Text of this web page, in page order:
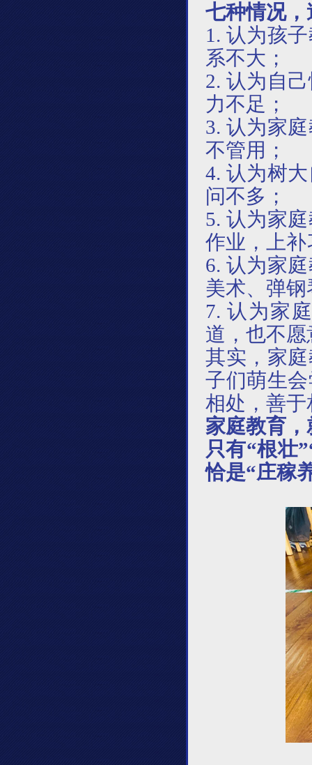
七种情况
1. 认为孩
系不大；
2. 认为自
力不足；
3. 认为家
不管用；
4. 认为树
问不多；
5. 认为家
作业，上补
6. 认为家
美术、弹钢
7. 认为家
道，也不
其实，家
子们萌生
相处，善
家庭教育，
只有“根壮
恰是“庄稼